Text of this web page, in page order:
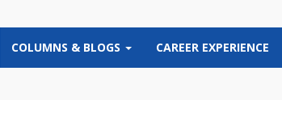
COLUMNS & BLOGS CAREER EXPERIENCE